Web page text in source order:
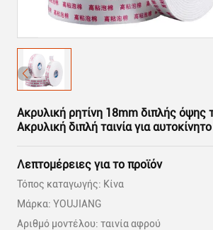
Ακρυλική ρητίνη 18mm διπλής όψης
Ακρυλική διπλή ταινία για αυτοκίνητο
Λεπτομέρειες για το προϊόν
Τόπος καταγωγής: Κίνα
Μάρκα: YOUJIANG
Αριθμό μοντέλου: ταινία αφρού